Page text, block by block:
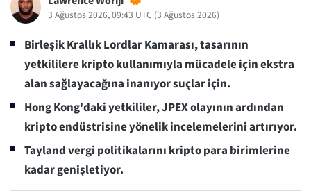
3 Ağustos 2026, 09:43 UTC (3 Ağustos 2026)
Birleşik Krallık Lordlar Kamarası, tasarının
yetkililere kripto kullanımıyla mücadele için ekstra
alan sağlayacağına inanıyorsuçlar için.
Hong Kong'daki yetkililer, JPEX olayının ardından
kripto endüstrisine yönelik incelemelerini artırıyor.
Tayland vergi politikalarını kripto para birimlerine
kadar genişletiyor.